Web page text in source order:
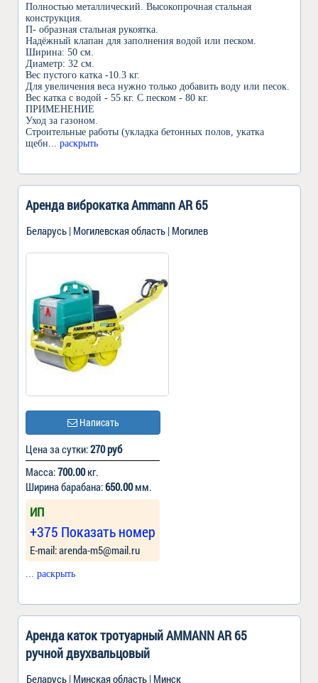
Полностью металлический. Высокопрочная стальная
конструкция.
П- образная стальная рукоятка.
Надёжный клапан для заполнения водой или песком.
Ширина: 50 см.
Диаметр: 32 см.
Вес пустого катка -10.3 кг.
Для увеличения веса нужно только добавить воду или песок.
Вес катка с водой - 55 кг. С песком - 80 кг.
ПРИМЕНЕНИЕ
Уход за газоном.
Строительные работы (укладка бетонных полов, укатка
щебн ... раскрыть
Аренда виброкатка Ammann AR 65
Беларусь | Могилевская область | Могилев
Написать
Цена за сутки:270 руб
Масса:700.00кг.
Ширина барабана:650.00мм.
ИП
+375 Показать номер
Е-mail: arenda-m5@mail.ru
... раскрыть
Аренда каток тротуарный AMMANN AR 65
ручной двухвальцовый
Беларусь | Минская область | Минск